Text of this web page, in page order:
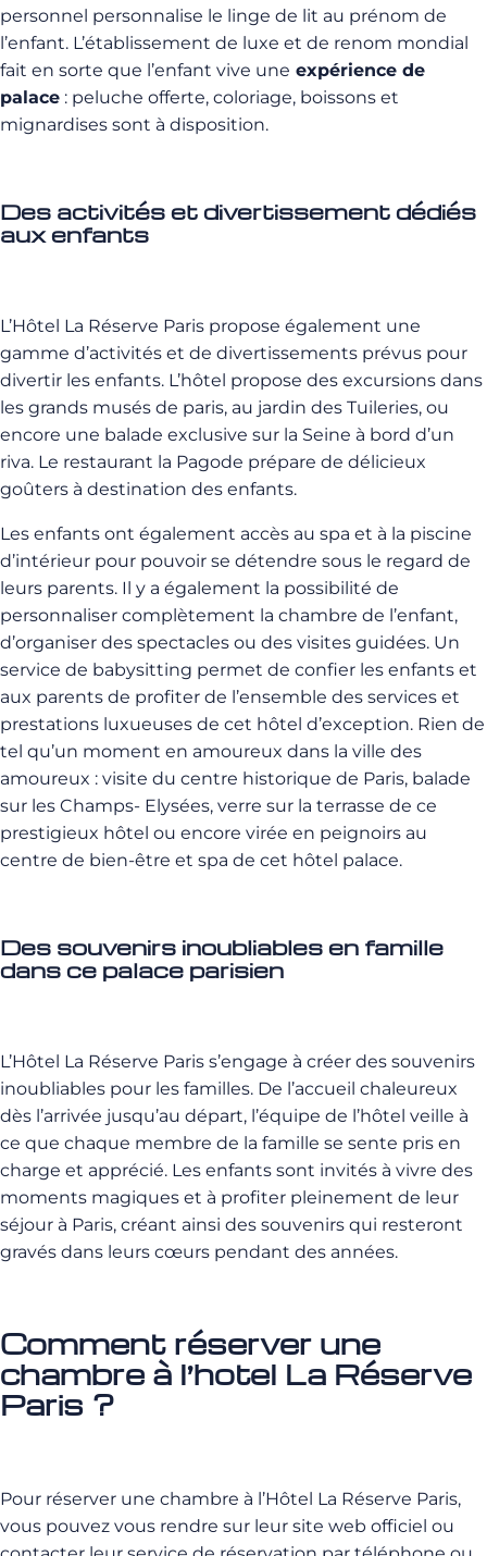
personnel personnalise le linge de lit au prénom de
l’enfant. L’établissement de luxe et de renom mondial
fait en sorte que l’enfant vive une expérience de
palace : peluche offerte, coloriage, boissons et
mignardises sont à disposition.
Des activités et divertissement dédiés
aux enfants
L’Hôtel La Réserve Paris propose également une
gamme d’activités et de divertissements prévus pour
divertir les enfants. L’hôtel propose des excursions dans
les grands musés de paris, au jardin des Tuileries, ou
encore une balade exclusive sur la Seine à bord d’un
riva. Le restaurant la Pagode prépare de délicieux
goûters à destination des enfants.
Les enfants ont également accès au spa et à la piscine
d’intérieur pour pouvoir se détendre sous le regard de
leurs parents. Il y a également la possibilité de
personnaliser complètement la chambre de l’enfant,
d’organiser des spectacles ou des visites guidées. Un
service de babysitting permet de confier les enfants et
aux parents de profiter de l’ensemble des services et
prestations luxueuses de cet hôtel d’exception. Rien de
tel qu’un moment en amoureux dans la ville des
amoureux : visite du centre historique de Paris, balade
sur les Champs- Elysées, verre sur la terrasse de ce
prestigieux hôtel ou encore virée en peignoirs au
centre de bien-être et spa de cet hôtel palace.
Des souvenirs inoubliables en famille
dans ce palace parisien
L’Hôtel La Réserve Paris s’engage à créer des souvenirs
inoubliables pour les familles. De l’accueil chaleureux
dès l’arrivée jusqu’au départ, l’équipe de l’hôtel veille à
ce que chaque membre de la famille se sente pris en
charge et apprécié. Les enfants sont invités à vivre des
moments magiques et à profiter pleinement de leur
séjour à Paris, créant ainsi des souvenirs qui resteront
gravés dans leurs cœurs pendant des années.
Comment réserver une
chambre à l’hotel La Réserve
Paris ?
Pour réserver une chambre à l’Hôtel La Réserve Paris,
vous pouvez vous rendre sur leur site web officiel ou